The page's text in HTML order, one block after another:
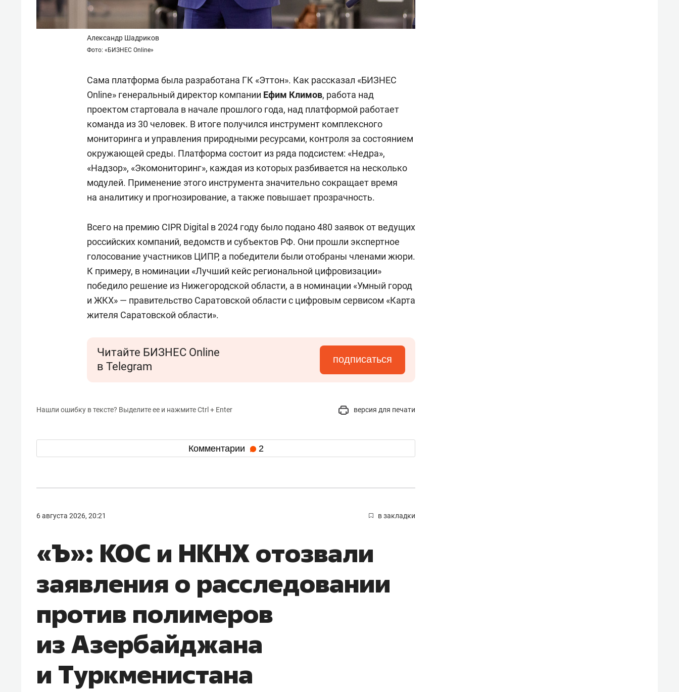
Александр Шадриков
Фото: «БИЗНЕС Online»
Сама платформа была разработана ГК «Эттон». Как рассказал «БИЗНЕС
Online» генеральный директор компании Ефим Климов, работа над
проектом стартовала в начале прошлого года, над платформой работает
команда из 30 человек. В итоге получился инструмент комплексного
мониторинга и управления природными ресурсами, контроля за состоянием
окружающей среды. Платформа состоит из ряда подсистем: «Недра»,
«Надзор», «Экомониторинг», каждая из которых разбивается на несколько
модулей. Применение этого инструмента значительно сокращает время
на аналитику и прогнозирование, а также повышает прозрачность.
Всего на премию CIPR Digital в 2024 году было подано 480 заявок от ведущих
российских компаний, ведомств и субъектов РФ. Они прошли экспертное
голосование участников ЦИПР, а победители были отобраны членами жюри.
К примеру, в номинации «Лучший кейс региональной цифровизации»
победило решение из Нижегородской области, а в номинации «Умный город
и ЖКХ» — правительство Саратовской области с цифровым сервисом «Карта
жителя Саратовской области».
Читайте БИЗНЕС Online
в Telegram
подписаться
Нашли ошибку в тексте? Выделите ее и нажмите Ctrl + Enter версия для печати
Комментарии 2
6 августа 2026, 20:21 в закладки
«Ъ»: КОС и НКНХ отозвали
заявления о расследовании
против полимеров
из Азербайджана
и Туркменистана